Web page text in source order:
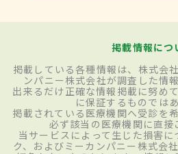
掲載情報につ
掲載している各種情報は、株式会
ンパニー株式会社が調査した情
出来るだけ正確な情報掲載に努め
に保証するものでは
掲載されている医療機関へ受診を
必ず該当の医療機関に直接
当サービスによって生じた損害
ク、およびミーカンパニー株式会